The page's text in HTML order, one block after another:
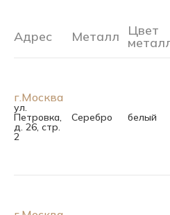
Адрес Металл Цвет
г.Москва
ул.
Петровка,
д. 26, стр.
2
Серебро белый